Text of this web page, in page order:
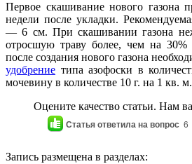
Первое скашивание нового газона
недели после укладки.
— 6 см. При скашивании газона
отросшую траву более, чем на
после создания нового газона
удобрение типа азофоски в
мочевину в количестве 10 г. на 1 кв. м.
Оцените качество статьи. Нам
Статья ответила на вопрос 6
Запись размещена в разделах: